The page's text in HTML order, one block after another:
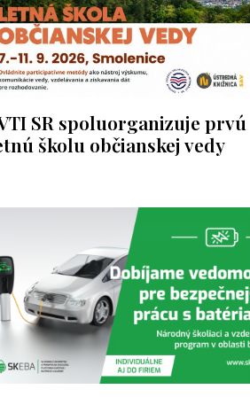
SR spoluorganizuje prvú
školu občianskej vedy